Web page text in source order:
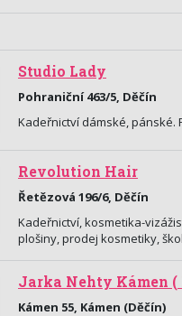
Studio Lady
Pohraniční 463/5, Děčín
Kadeřnictví dámské, pánské.
Revolution Hair
Řetězová 196/6, Děčín
Kadeřnictví, kosmetika-
plošiny, prodej kosmetiky,
Jarka Nehty Kámen (
Kámen 55, Kámen (Děčín)